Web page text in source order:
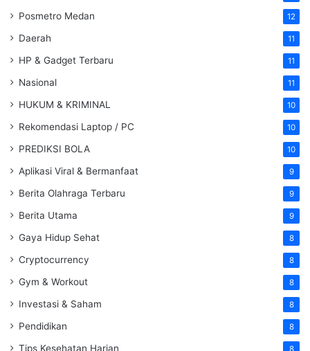
Posmetro Medan 12
Daerah 11
HP & Gadget Terbaru 11
Nasional 11
HUKUM & KRIMINAL 10
Rekomendasi Laptop / PC 10
PREDIKSI BOLA 10
Aplikasi Viral & Bermanfaat 9
Berita Olahraga Terbaru 9
Berita Utama 9
Gaya Hidup Sehat 8
Cryptocurrency 8
Gym & Workout 8
Investasi & Saham 8
Pendidikan 8
Tips Kesehatan Harian 8